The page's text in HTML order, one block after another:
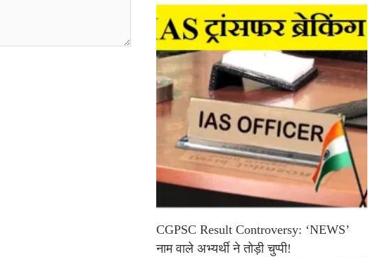
CGPSC Result Controversy: ‘NEWS’
नाम वाले अभ्यर्थी ने तोड़ी चुप्पी!